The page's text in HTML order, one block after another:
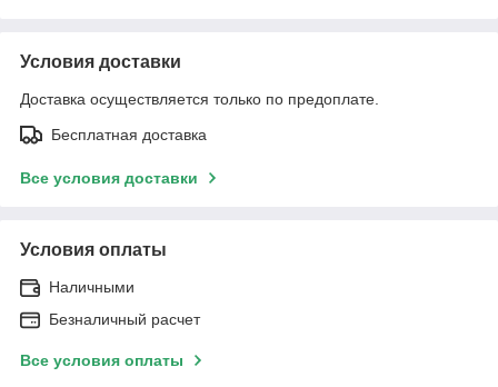
Условия доставки
Доставка осуществляется только по предоплате.
Бесплатная доставка
Все условия доставки
Условия оплаты
Наличными
Безналичный расчет
Все условия оплаты